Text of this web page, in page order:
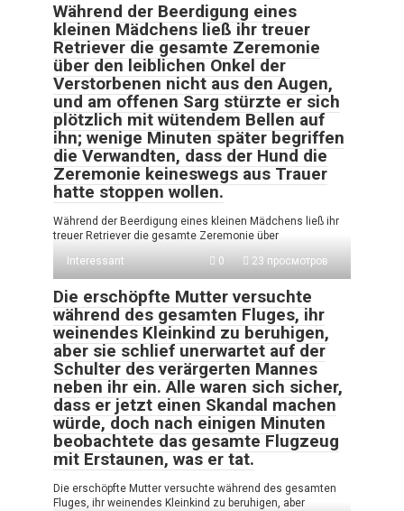
Während der Beerdigung eines
kleinen Mädchens ließ ihr treuer
Retriever die gesamte Zeremonie
über den leiblichen Onkel der
Verstorbenen nicht aus den Augen,
und am offenen Sarg stürzte er sich
plötzlich mit wütendem Bellen auf
ihn; wenige Minuten später begriffen
die Verwandten, dass der Hund die
Zeremonie keineswegs aus Trauer
hatte stoppen wollen.
Während der Beerdigung eines kleinen Mädchens ließ ihr
treuer Retriever die gesamte Zeremonie über
Interessant
0 23 просмотров
Die erschöpfte Mutter versuchte
während des gesamten Fluges, ihr
weinendes Kleinkind zu beruhigen,
aber sie schlief unerwartet auf der
Schulter des verärgerten Mannes
neben ihr ein. Alle waren sich sicher,
dass er jetzt einen Skandal machen
würde, doch nach einigen Minuten
beobachtete das gesamte Flugzeug
mit Erstaunen, was er tat.
Die erschöpfte Mutter versuchte während des gesamten
Fluges, ihr weinendes Kleinkind zu beruhigen, aber